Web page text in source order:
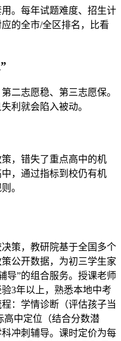
。每年试题难度、招生计
的全市/全区排名，比看
二志愿稳、第三志愿保。
利就会陷入被动。
，错失了重点高中的机
，通过指标到校仍有机
。
策，教研院基于全国多个
公开数据，为初三学生家
导”的组合服务。授课老师
3年以上，熟悉本地中考
：学情诊断（评估孩子当
中定位（结合分数潜
冲刺辅导。课时定价为每